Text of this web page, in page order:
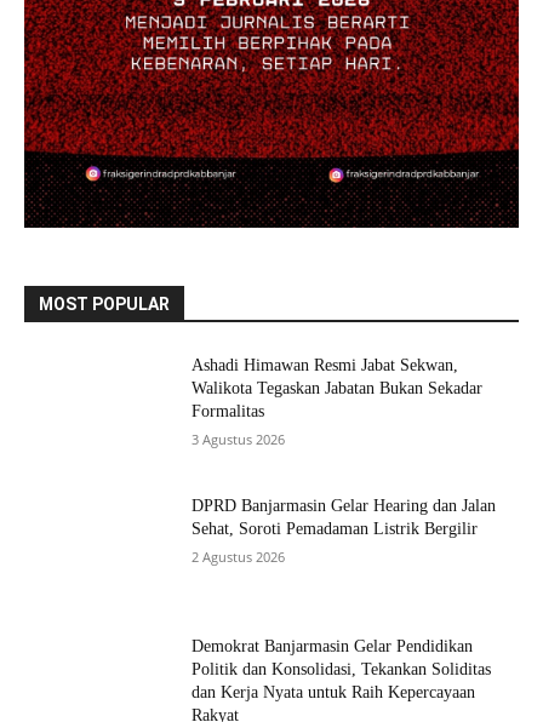
MOST POPULAR
Ashadi Himawan Resmi Jabat Sekwan,
Walikota Tegaskan Jabatan Bukan Sekadar
Formalitas
3 Agustus 2026
DPRD Banjarmasin Gelar Hearing dan Jalan
Sehat, Soroti Pemadaman Listrik Bergilir
2 Agustus 2026
Demokrat Banjarmasin Gelar Pendidikan
Politik dan Konsolidasi, Tekankan Soliditas
dan Kerja Nyata untuk Raih Kepercayaan
Rakyat